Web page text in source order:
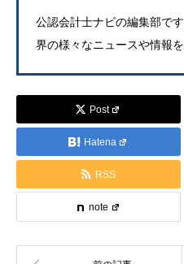
公認会計士ナビの編集部で
界の様々なニュースや情報
Post
Hatena
RSS
note